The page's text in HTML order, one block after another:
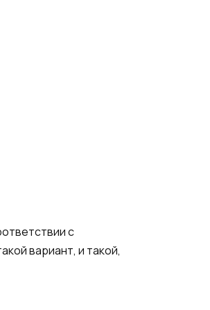
с
вариант, и такой,